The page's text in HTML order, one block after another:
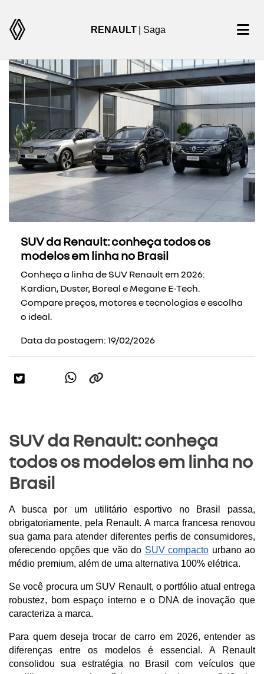
RENAULT | Saga
SUV da Renault: conheça todos os
modelos em linha no Brasil
Conheça a linha de SUV Renault em 2026:
Kardian, Duster, Boreal e Megane E-Tech.
Compare preços, motores e tecnologias e escolha
o ideal.
Data da postagem: 19/02/2026
SUV da Renault: conheça
todos os modelos em linha no
Brasil
A busca por um utilitário esportivo no Brasil passa,
obrigatoriamente, pela Renault. A marca francesa renovou
sua gama para atender diferentes perfis de consumidores,
oferecendo opções que vão do SUV compacto urbano ao
médio premium, além de uma alternativa 100% elétrica.
Se você procura um SUV Renault, o portfólio atual entrega
robustez, bom espaço interno e o DNA de inovação que
caracteriza a marca.
Para quem deseja trocar de carro em 2026, entender as
diferenças entre os modelos é essencial. A Renault
consolidou sua estratégia no Brasil com veículos que